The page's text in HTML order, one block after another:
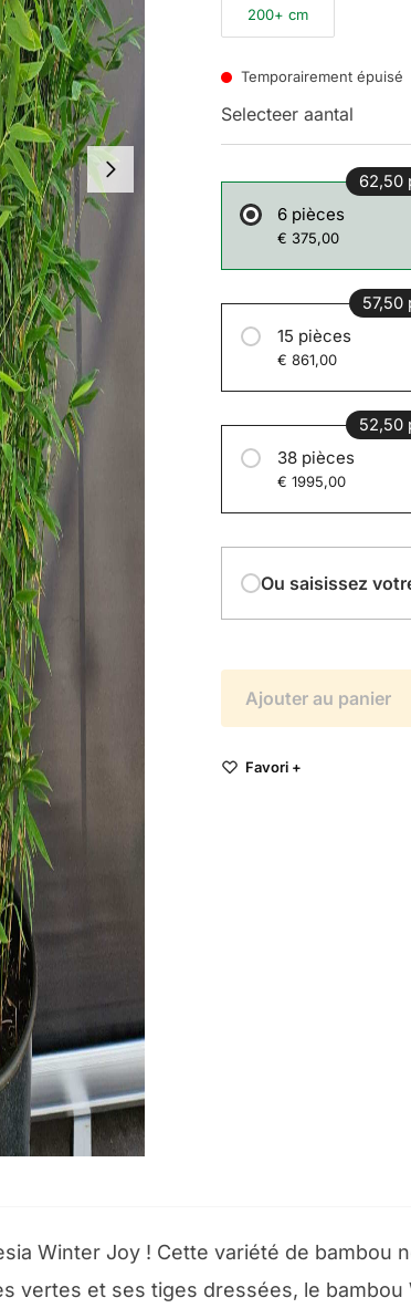
200+ cm
Temporairement épuisé
Selecteer aantal
62,50
6 pièces
€ 375,00
57,50
15 pièces
€ 861,00
52,50
38 pièces
€ 1995,00
Ou saisissez
Ajouter au panier
Favori +
Winter Joy ! Cette variété de bambou
vertes et ses tiges dressées, le